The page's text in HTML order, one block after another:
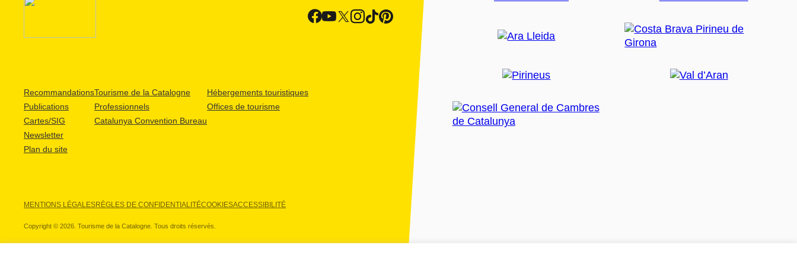
Recommandations
Publications
Cartes/SIG
Newsletter
Plan du site
Tourisme de la Catalogne
Professionnels
Catalunya Convention Bureau
Hébergements touristiques
Offices de tourisme
MENTIONS LÉGALESRÈGLES DE CONFIDENTIALITÉCOOKIESACCESSIBILITÉ
Copyright © 2026. Tourisme de la Catalogne. Tous droits réservés.